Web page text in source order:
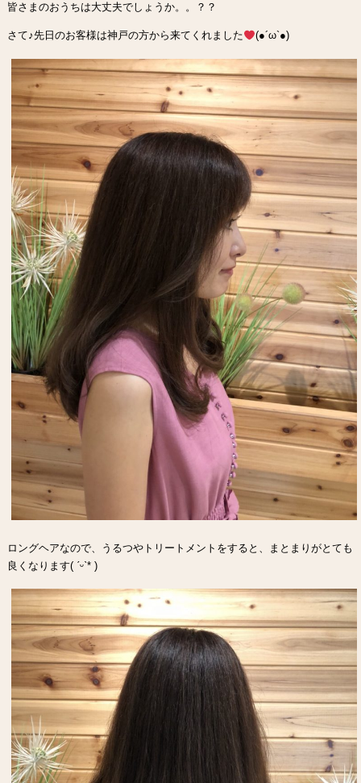
皆さまのおうちは大丈夫でしょうか。。？？
さて♪先日のお客様は神戸の方から来てくれました (●︎´ω`●︎)
ロングヘアなので、うるつやトリートメントをすると、まとまりがとても
良くなります( ˊᵕˋ* )